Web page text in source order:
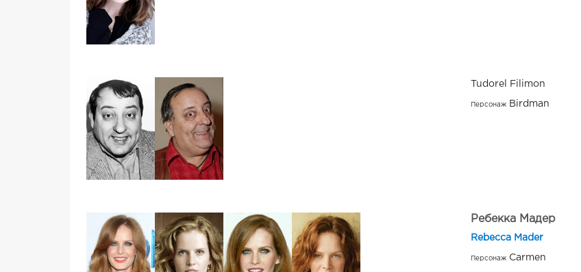
Tudorel Filimon
Персонаж Birdman
Ребекка Мадер
Rebecca Mader
Персонаж Carmen